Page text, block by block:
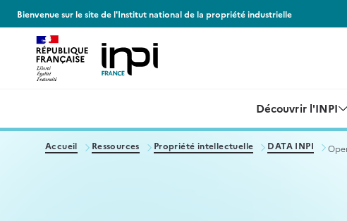
Bienvenue sur le site de l'Institut national de la propriété industrielle
Découvrir l'INPI
Accueil Ressources Propriété intellectuelle DATA INPI
Panneau de gestion des cookies